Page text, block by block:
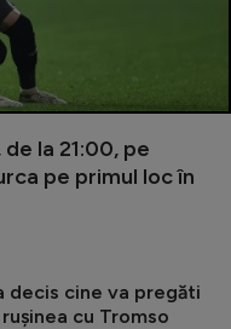
la 21:00, pe
pe primul loc în
decis cine va pregăti
cu Tromso